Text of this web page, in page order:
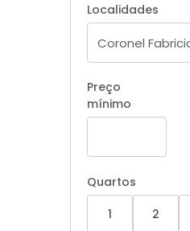
Localidades
Preço
mínimo
Quartos
1
2